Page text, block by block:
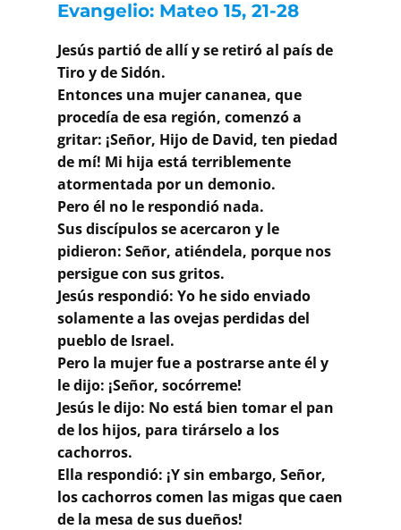
Buscar
Evangelio: Mateo 15, 21-28
Jesús partió de allí y se retiró al país de
Tiro y de Sidón.
Entonces una mujer cananea, que
procedía de esa región, comenzó a
gritar: ¡Señor, Hijo de David, ten piedad
de mí! Mi hija está terriblemente
atormentada por un demonio.
Pero él no le respondió nada.
Sus discípulos se acercaron y le
pidieron: Señor, atiéndela, porque nos
persigue con sus gritos.
Jesús respondió: Yo he sido enviado
solamente a las ovejas perdidas del
pueblo de Israel.
Pero la mujer fue a postrarse ante él y
le dijo: ¡Señor, socórreme!
Jesús le dijo: No está bien tomar el pan
de los hijos, para tirárselo a los
cachorros.
Ella respondió: ¡Y sin embargo, Señor,
los cachorros comen las migas que caen
de la mesa de sus dueños!